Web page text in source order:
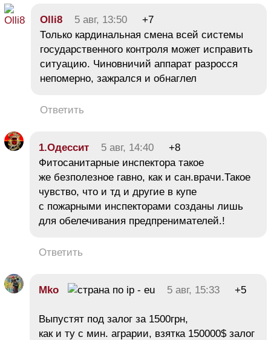
Olli8 5 авг, 13:50
+7
Только кардинальная смена всей системы
государственного контроля может исправить
ситуацию. Чиновничий аппарат разросся
непомерно, зажрался и обнаглел
Ответить
1.Одессит 5 авг, 14:40
+8
Фитосанитарные инспектора такое
же безполезное гавно, как и сан.врачи.Такое
чувство, что и тд и другие в купе
с пожарными инспекторами созданы лишь
для обелечивания предпренимателей.!
Ответить
Mko 5 авг, 15:33 +5
Выпустят под залог за 1500грн,
как и ту с мин. аграрии, взятка 150000$ залог